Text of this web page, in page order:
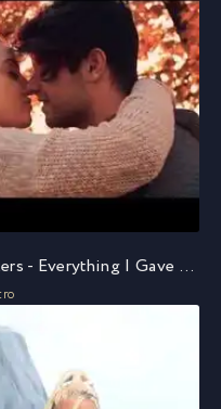
Justin Bieber ft. The Chainsmokers - Everything I Gave You